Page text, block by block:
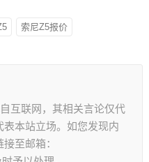
索尼Z5报价
互联网，其相关言论仅代
本站立场。如您发现内
至邮箱：